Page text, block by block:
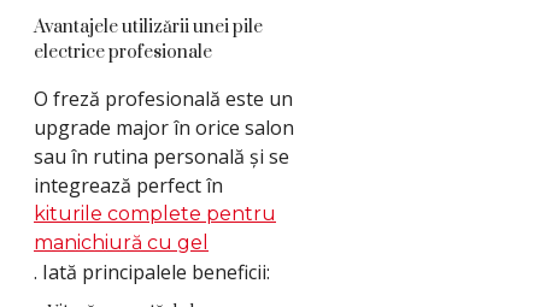
Avantajele utilizării unei pile
electrice profesionale
O freză profesională este un
upgrade major în orice salon
sau în rutina personală și se
integrează perfect în
kiturile complete pentru
manichiură cu gel
. Iată principalele beneficii: